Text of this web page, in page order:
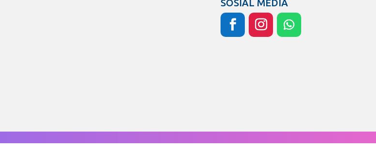
SOSIAL MEDIA